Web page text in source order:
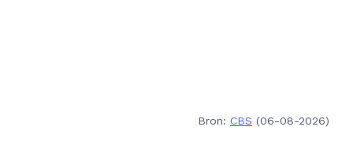
Bron: CBS (06-08-2026)